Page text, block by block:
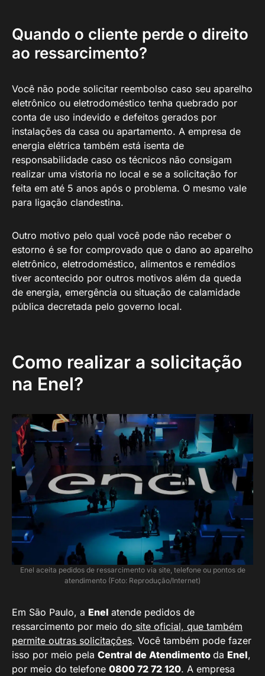
Quando o cliente perde o direito
ao ressarcimento?
Você não pode solicitar reembolso caso seu aparelho
eletrônico ou eletrodoméstico tenha quebrado por
conta de uso indevido e defeitos gerados por
instalações da casa ou apartamento. A empresa de
energia elétrica também está isenta de
responsabilidade caso os técnicos não consigam
realizar uma vistoria no local e se a solicitação for
feita em até 5 anos após o problema. O mesmo vale
para ligação clandestina.
Outro motivo pelo qual você pode não receber o
estorno é se for comprovado que o dano ao aparelho
eletrônico, eletrodoméstico, alimentos e remédios
tiver acontecido por outros motivos além da queda
de energia, emergência ou situação de calamidade
pública decretada pelo governo local.
Como realizar a solicitação
na Enel?
Enel aceita pedidos de ressarcimento via site, telefone ou pontos de
atendimento (Foto: Reprodução/Internet)
Em São Paulo, a Enel atende pedidos de
ressarcimento por meio do site oficial, que também
permite outras solicitações. Você também pode fazer
isso por meio pela Central de Atendimento da Enel,
por meio do telefone 0800 72 72 120. A empresa